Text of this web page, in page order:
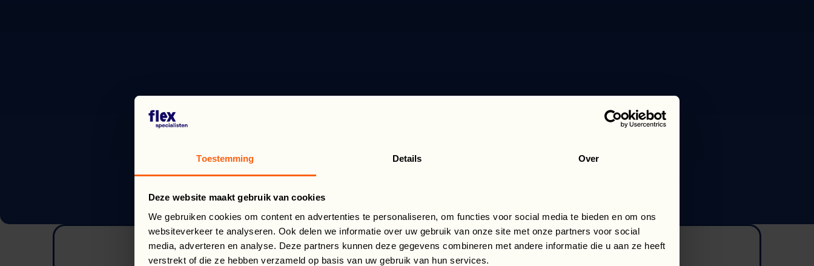
Toestemming Details Over
Deze website maakt gebruik van cookies
We gebruiken cookies om content en advertenties te personaliseren, om functies voor social media te bieden en om ons
websiteverkeer te analyseren. Ook delen we informatie over uw gebruik van onze site met onze partners voor social
media, adverteren en analyse. Deze partners kunnen deze gegevens combineren met andere informatie die u aan ze heeft
verstrekt of die ze hebben verzameld op basis van uw gebruik van hun services.
No posts found...